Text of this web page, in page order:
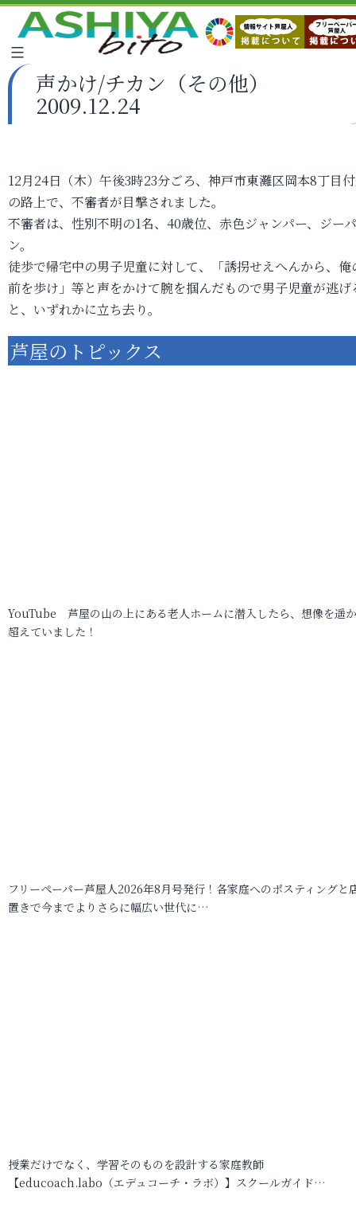
声かけ/チカン（その他）
2009.12.24
12月24日（木）午後3時23分ごろ、神戸市東灘区岡本8丁目
の路上で、不審者が目撃されました。
不審者は、性別不明の1名、40歳位、赤色ジャンパー、ジーパ
ン。
徒歩で帰宅中の男子児童に対して、「誘拐せえへんから、俺
前を歩け」等と声をかけて腕を掴んだもので男子児童が逃げ
と、いずれかに立ち去り。
芦屋のトピックス
YouTube 芦屋の山の上にある老人ホームに潜入したら、想像を遥
超えていました！
フリーペーパー芦屋人2026年8月号発行！各家庭へのポスティングと
置きで今までよりさらに幅広い世代に…
授業だけでなく、学習そのものを設計する家庭教師
【educoach.labo（エデュコーチ・ラボ）】スクールガイド…